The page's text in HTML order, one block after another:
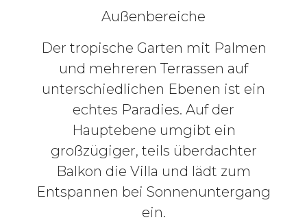
Außenbereiche
Der tropische Garten mit Palmen
und mehreren Terrassen auf
unterschiedlichen Ebenen ist ein
echtes Paradies. Auf der
Hauptebene umgibt ein
großzügiger, teils überdachter
Balkon die Villa und lädt zum
Entspannen bei Sonnenuntergang
ein.